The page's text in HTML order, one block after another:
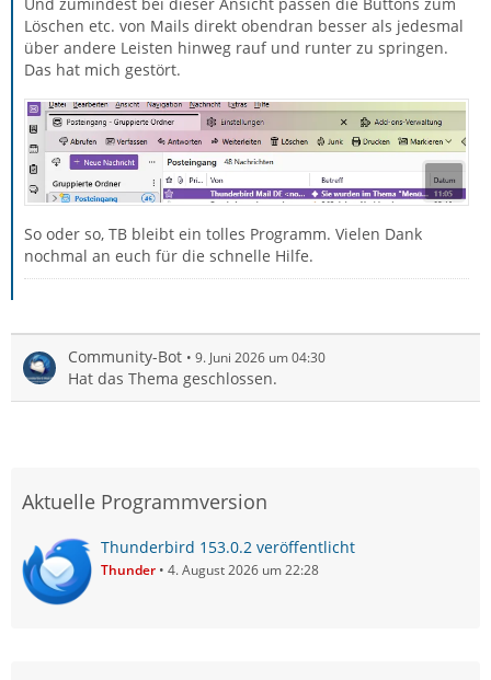
Löschen etc. von Mails direkt obendran besser als jedesmal
über andere Leisten hinweg rauf und runter zu springen.
Das hat mich gestört.
So oder so, TB bleibt ein tolles Programm. Vielen Dank
nochmal an euch für die schnelle Hilfe.
Community-Bot 9. Juni 2026 um 04:30
Hat das Thema geschlossen.
Aktuelle Programmversion
Thunderbird 153.0.2 veröffentlicht
Thunder 4. August 2026 um 22:28